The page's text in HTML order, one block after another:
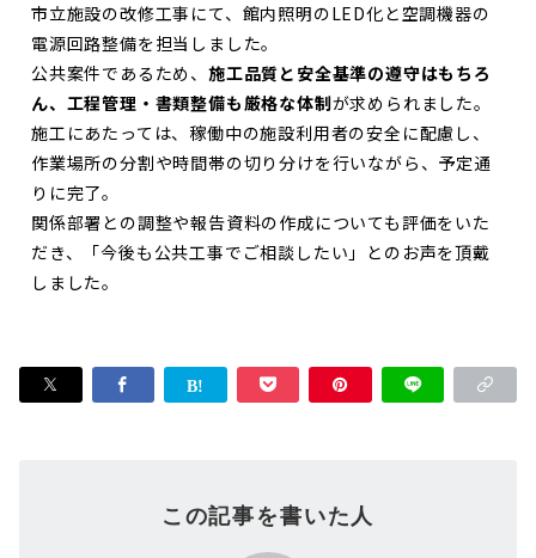
市立施設の改修工事にて、館内照明のLED化と空調機器の
電源回路整備を担当しました。
公共案件であるため、 施工品質と安全基準の遵守はもちろ
ん、工程管理・書類整備も厳格な体制が求められました。
施工にあたっては、稼働中の施設利用者の安全に配慮し、
作業場所の分割や時間帯の切り分けを行いながら、予定通
りに完了。
関係部署との調整や報告資料の作成についても評価をいた
だき、「今後も公共工事でご相談したい」とのお声を頂戴
しました。
この記事を書いた人